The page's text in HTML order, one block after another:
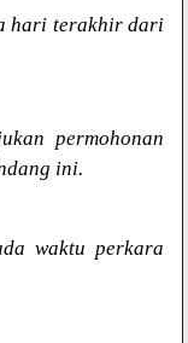
hari terakhir dari
permohonan
ini.
waktu perkara